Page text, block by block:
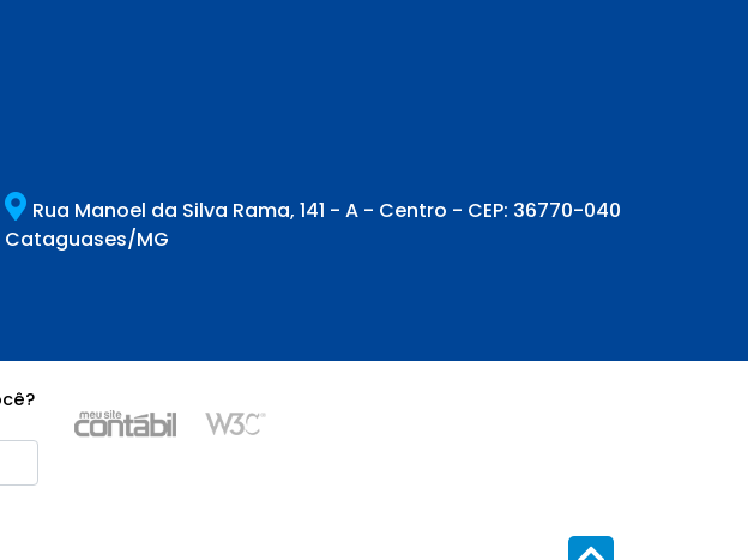
Rua Manoel da Silva Rama, 141 - A - Centro - CEP: 36770-040
Cataguases/MG